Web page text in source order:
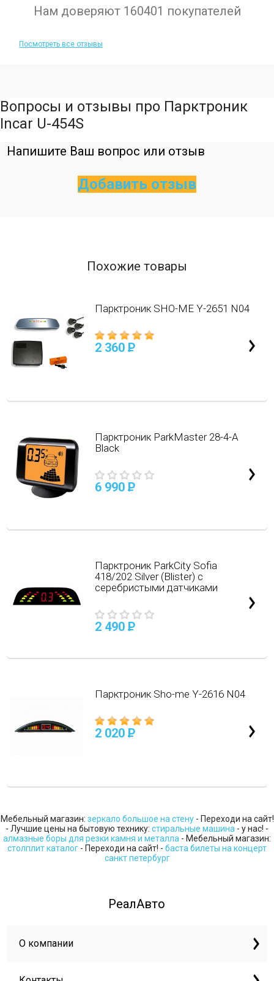
Нам доверяют 160401 покупателей
Посмотреть все отзывы
Вопросы и отзывы про Парктроник
Incar U-454S
Напишите Ваш вопрос или отзыв
Добавить отзыв
Похожие товары
Парктроник SHO-ME Y-2651 N04
2 360 P
Парктроник ParkMaster 28-4-A
Black
6 990 P
Парктроник ParkCity Sofia
418/202 Silver (Blister) с
серебристыми датчиками
2 490 P
Парктроник Sho-me Y-2616 N04
2 020 P
Мебельный магазин: зеркало большое на стену- Переходи на сайт!
- Лучшие цены на бытовую технику: стиральные машина - у нас! -
алмазные боры для резки камня и металла - Мебельный магазин:
столплит каталог - Переходи на сайт! - баста билеты на концерт
санкт петербург
РеалАвто
О компании